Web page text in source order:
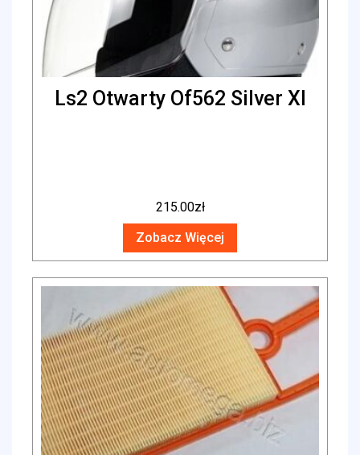
Ls2 Otwarty Of562 Silver Xl
215.00zł
Zobacz Więcej